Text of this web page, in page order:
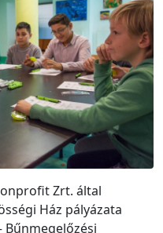
Zrt. által
Ház pályázata
Bűnmegelőzési